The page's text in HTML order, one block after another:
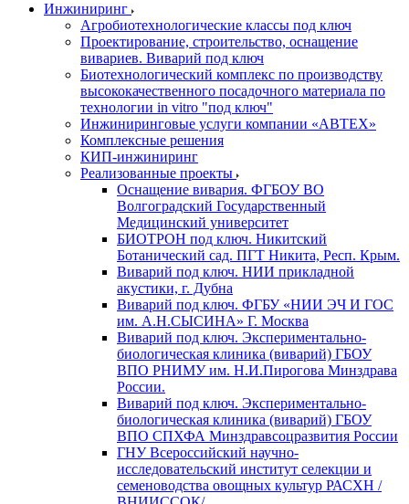
Инжиниринг
Агробиотехнологические классы под ключ
Проектирование, строительство, оснащение
вивариев. Виварий под ключ
Биотехнологический комплекс по производству
высококачественного посадочного материала по
технологии in vitro "под ключ"
Инжиниринговые услуги компании «АВТЕХ»
Комплексные решения
КИП-инжиниринг
Реализованные проекты
Оснащение вивария. ФГБОУ ВО
Волгоградский Государственный
Медицинский университет
БИОТРОН под ключ. Никитский
Ботанический сад. ПГТ Никита, Респ. Крым.
Виварий под ключ. НИИ прикладной
акустики, г. Дубна
Виварий под ключ. ФГБУ «НИИ ЭЧ И ГОС
им. А.Н.СЫСИНА» Г. Москва
Виварий под ключ. Экспериментально-
биологическая клиника (виварий) ГБОУ
ВПО РНИМУ им. Н.И.Пирогова Минздрава
России.
Виварий под ключ. Экспериментально-
биологическая клиника (виварий) ГБОУ
ВПО СПХФА Минздравсоцразвития России
ГНУ Всероссийский научно-
исследовательский институт селекции и
семеноводства овощных культур РАСХН /